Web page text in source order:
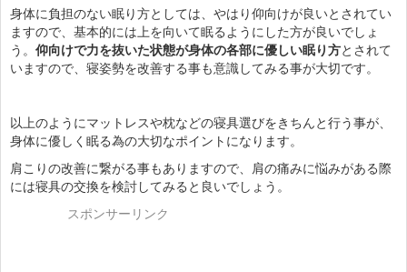
身体に負担のない眠り方としては、やはり仰向けが良いとされてい
ますので、基本的には上を向いて眠るようにした方が良いでしょ
う。 仰向けで力を抜いた状態が身体の各部に優しい眠り方とされて
いますので、寝姿勢を改善する事も意識してみる事が大切です。
以上のようにマットレスや枕などの寝具選びをきちんと行う事が、
身体に優しく眠る為の大切なポイントになります。
肩こりの改善に繋がる事もありますので、肩の痛みに悩みがある際
には寝具の交換を検討してみると良いでしょう。
スポンサーリンク